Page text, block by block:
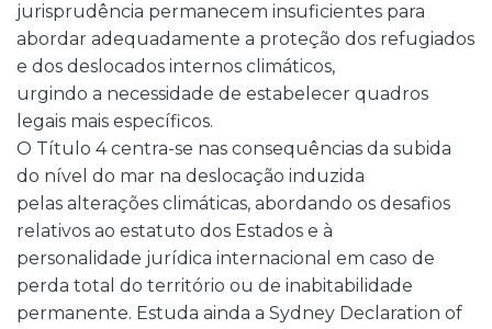
jurisprudência permanecem insuficientes para
abordar adequadamente a proteção dos refugiados
e dos deslocados internos climáticos,
urgindo a necessidade de estabelecer quadros
legais mais específicos.
O Título 4 centra-se nas consequências da subida
do nível do mar na deslocação induzida
pelas alterações climáticas, abordando os desafios
relativos ao estatuto dos Estados e à
personalidade jurídica internacional em caso de
perda total do território ou de inabitabilidade
permanente. Estuda ainda a Sydney Declaration of